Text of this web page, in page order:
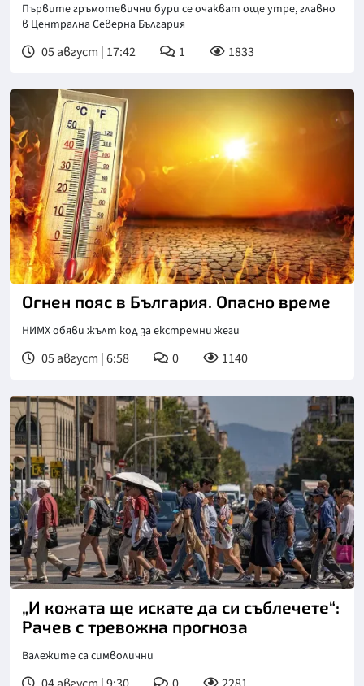
Първите гръмотевични бури се очакват още утре, главно
в Централна Северна България
05 август | 17:42 1 1833
Огнен пояс в България. Опасно време
НИМХ обяви жълт код за екстремни жеги
05 август | 6:58 0 1140
„И кожата ще искате да си съблечете“:
Рачев с тревожна прогноза
Валежите са символични